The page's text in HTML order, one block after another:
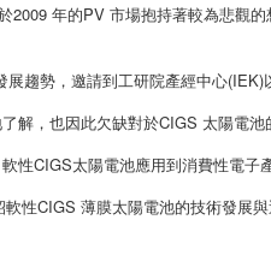
2009 年的PV 市場抱持著較為悲觀的
趨勢，邀請到工研院產經中心
解，也因此欠缺對於CIGS 太陽電
性CIGS太陽電池應用到消費性電
性CIGS 薄膜太陽電池的技術發展與